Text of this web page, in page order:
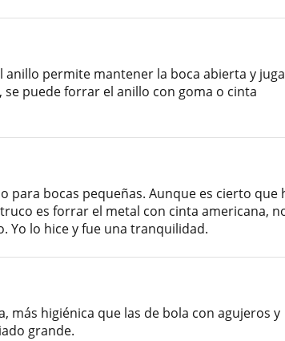
anillo permite mantener la boca abierta y
puede forrar el anillo con goma o cinta
para bocas pequeñas. Aunque es cierto que
es forrar el metal con cinta americana,
Yo lo hice y fue una tranquilidad.
más higiénica que las de bola con agujeros y
grande.